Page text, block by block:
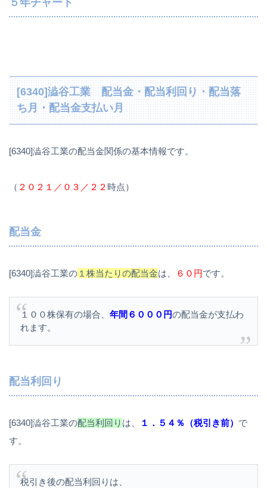
５年チャート
[6340]澁谷工業 配当金・配当利回り・配当落
ち月・配当金支払い月
[6340]澁谷工業の配当金関係の基本情報です。
（ ２０２１／０３／２２時点）
配当金
[6340]澁谷工業の １株当たりの配当金は、 ６０円です。
１００株保有の場合、 年間６０００円の配当金が支払わ
れます。
配当利回り
[6340]澁谷工業の配当利回り は、 １．５４％（税引き前） で
す。
税引き後の配当利回りは、